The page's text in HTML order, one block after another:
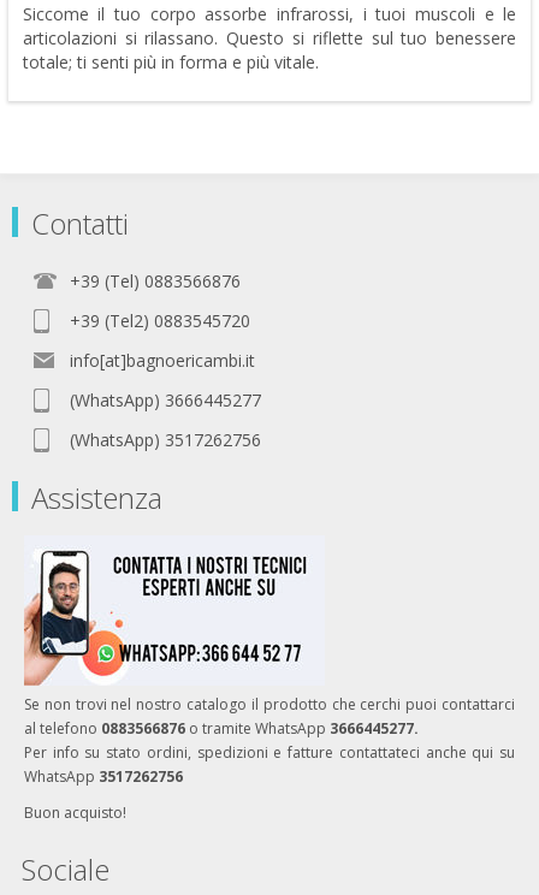
Siccome il tuo corpo assorbe infrarossi, i tuoi muscoli e le
articolazioni si rilassano. Questo si riflette sul tuo benessere
totale; ti senti più in forma e più vitale.
Contatti
+39 (Tel) 0883566876
+39 (Tel2) 0883545720
info[at]bagnoericambi.it
(WhatsApp) 3666445277
(WhatsApp) 3517262756
Assistenza
Se non trovi nel nostro catalogo il prodotto che cerchi puoi contattarci
al telefono 0883566876 o tramite WhatsApp 3666445277.
Per info su stato ordini, spedizioni e fatture contattateci anche qui su
WhatsApp 3517262756
Buon acquisto!
Sociale